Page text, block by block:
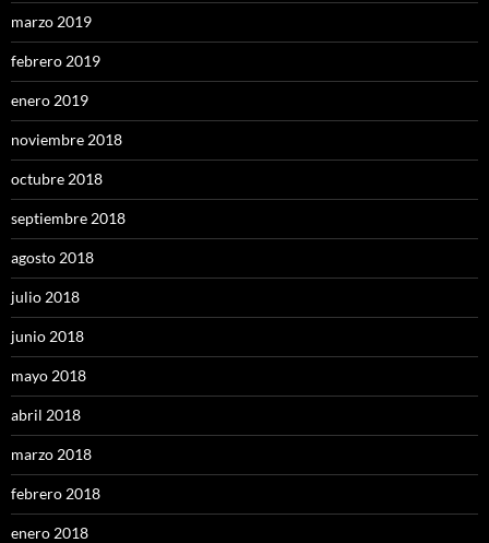
marzo 2019
febrero 2019
enero 2019
noviembre 2018
octubre 2018
septiembre 2018
agosto 2018
julio 2018
junio 2018
mayo 2018
abril 2018
marzo 2018
febrero 2018
enero 2018